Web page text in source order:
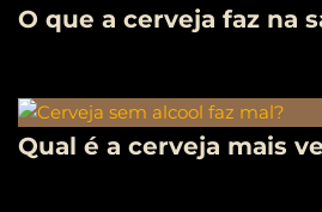
O que a cerveja faz na
Qual é a cerveja mais